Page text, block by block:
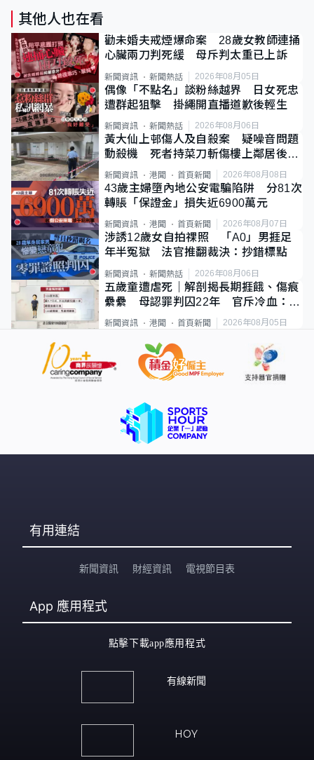
其他人也在看
勸未婚夫戒煙爆命案 28歲女教師連捅
心臟兩刀判死緩 母斥判太重已上訴
新聞資訊 新聞熱話 2026年08月05日
偶像「不點名」談粉絲越界 日女死忠
遭群起狙擊 掛繩開直播道歉後輕生
新聞資訊 新聞熱話 2026年08月06日
黃大仙上邨傷人及自殺案 疑噪音問題
動殺機 死者持菜刀斬傷樓上鄰居後墮
斃
新聞資訊 港聞 首頁新聞 2026年08月08日
43歲主婦墮內地公安電騙陷阱 分81次
轉賬「保證金」損失近6900萬元
新聞資訊 港聞 首頁新聞 2026年08月07日
涉誘12歲女自拍祼照 「A0」男捱足
年半冤獄 法官推翻裁決：抄錯標點
新聞資訊 新聞熱話 2026年08月06日
五歲童遭虐死｜解剖揭長期捱餓、傷痕
纍纍 母認罪判囚22年 官斥冷血：同
類案最惡劣
新聞資訊 港聞 首頁新聞 2026年08月05日
有用連結
新聞資訊 財經資訊 電視節目表
App 應用程式
點擊下載app應用程式
有線新聞
HOY